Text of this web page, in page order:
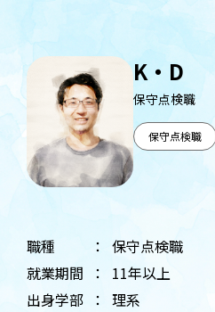
K・D
保守点検職
保守点検職
職種
保守点検職
就業期間
11年以上
出身学部
理系